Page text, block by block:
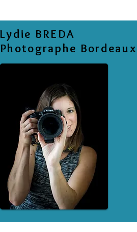
Lydie BREDA
Photographe Bordeaux